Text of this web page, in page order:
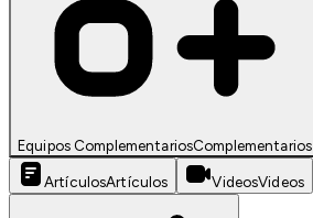
Equipos ComplementariosComplementarios
ArtículosArtículos VideosVideos